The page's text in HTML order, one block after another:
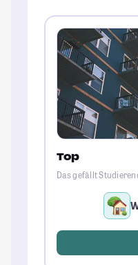
Top
Das gefällt